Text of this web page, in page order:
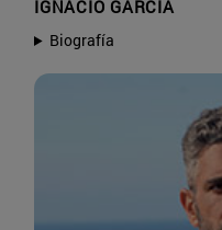
IGNACIO GARCÍA
Biografía